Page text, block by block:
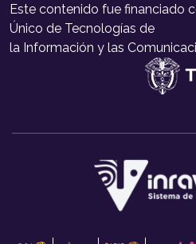
Este contenido fue financiado
Único de Tecnologías de
la Información y las